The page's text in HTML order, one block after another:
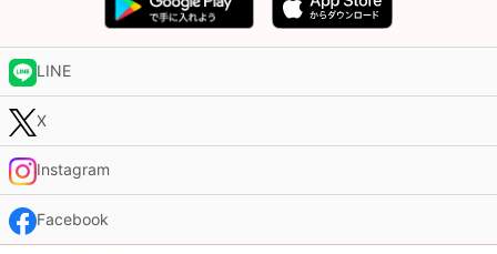
LINE
X
Instagram
Facebook